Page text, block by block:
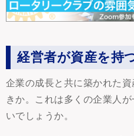
経営者が資産を持
企業の成長と共に築かれた
きか。これは多くの企業人
いでしょうか。